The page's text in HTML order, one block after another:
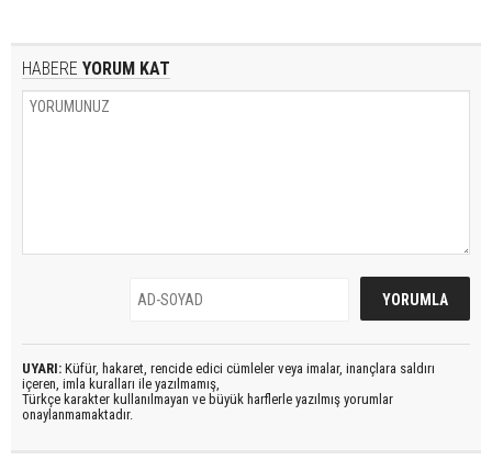
HABERE YORUM KAT
UYARI: Küfür, hakaret, rencide edici cümleler veya imalar, inançlara saldırı
içeren, imla kuralları ile yazılmamış,
Türkçe karakter kullanılmayan ve büyük harflerle yazılmış yorumlar
onaylanmamaktadır.